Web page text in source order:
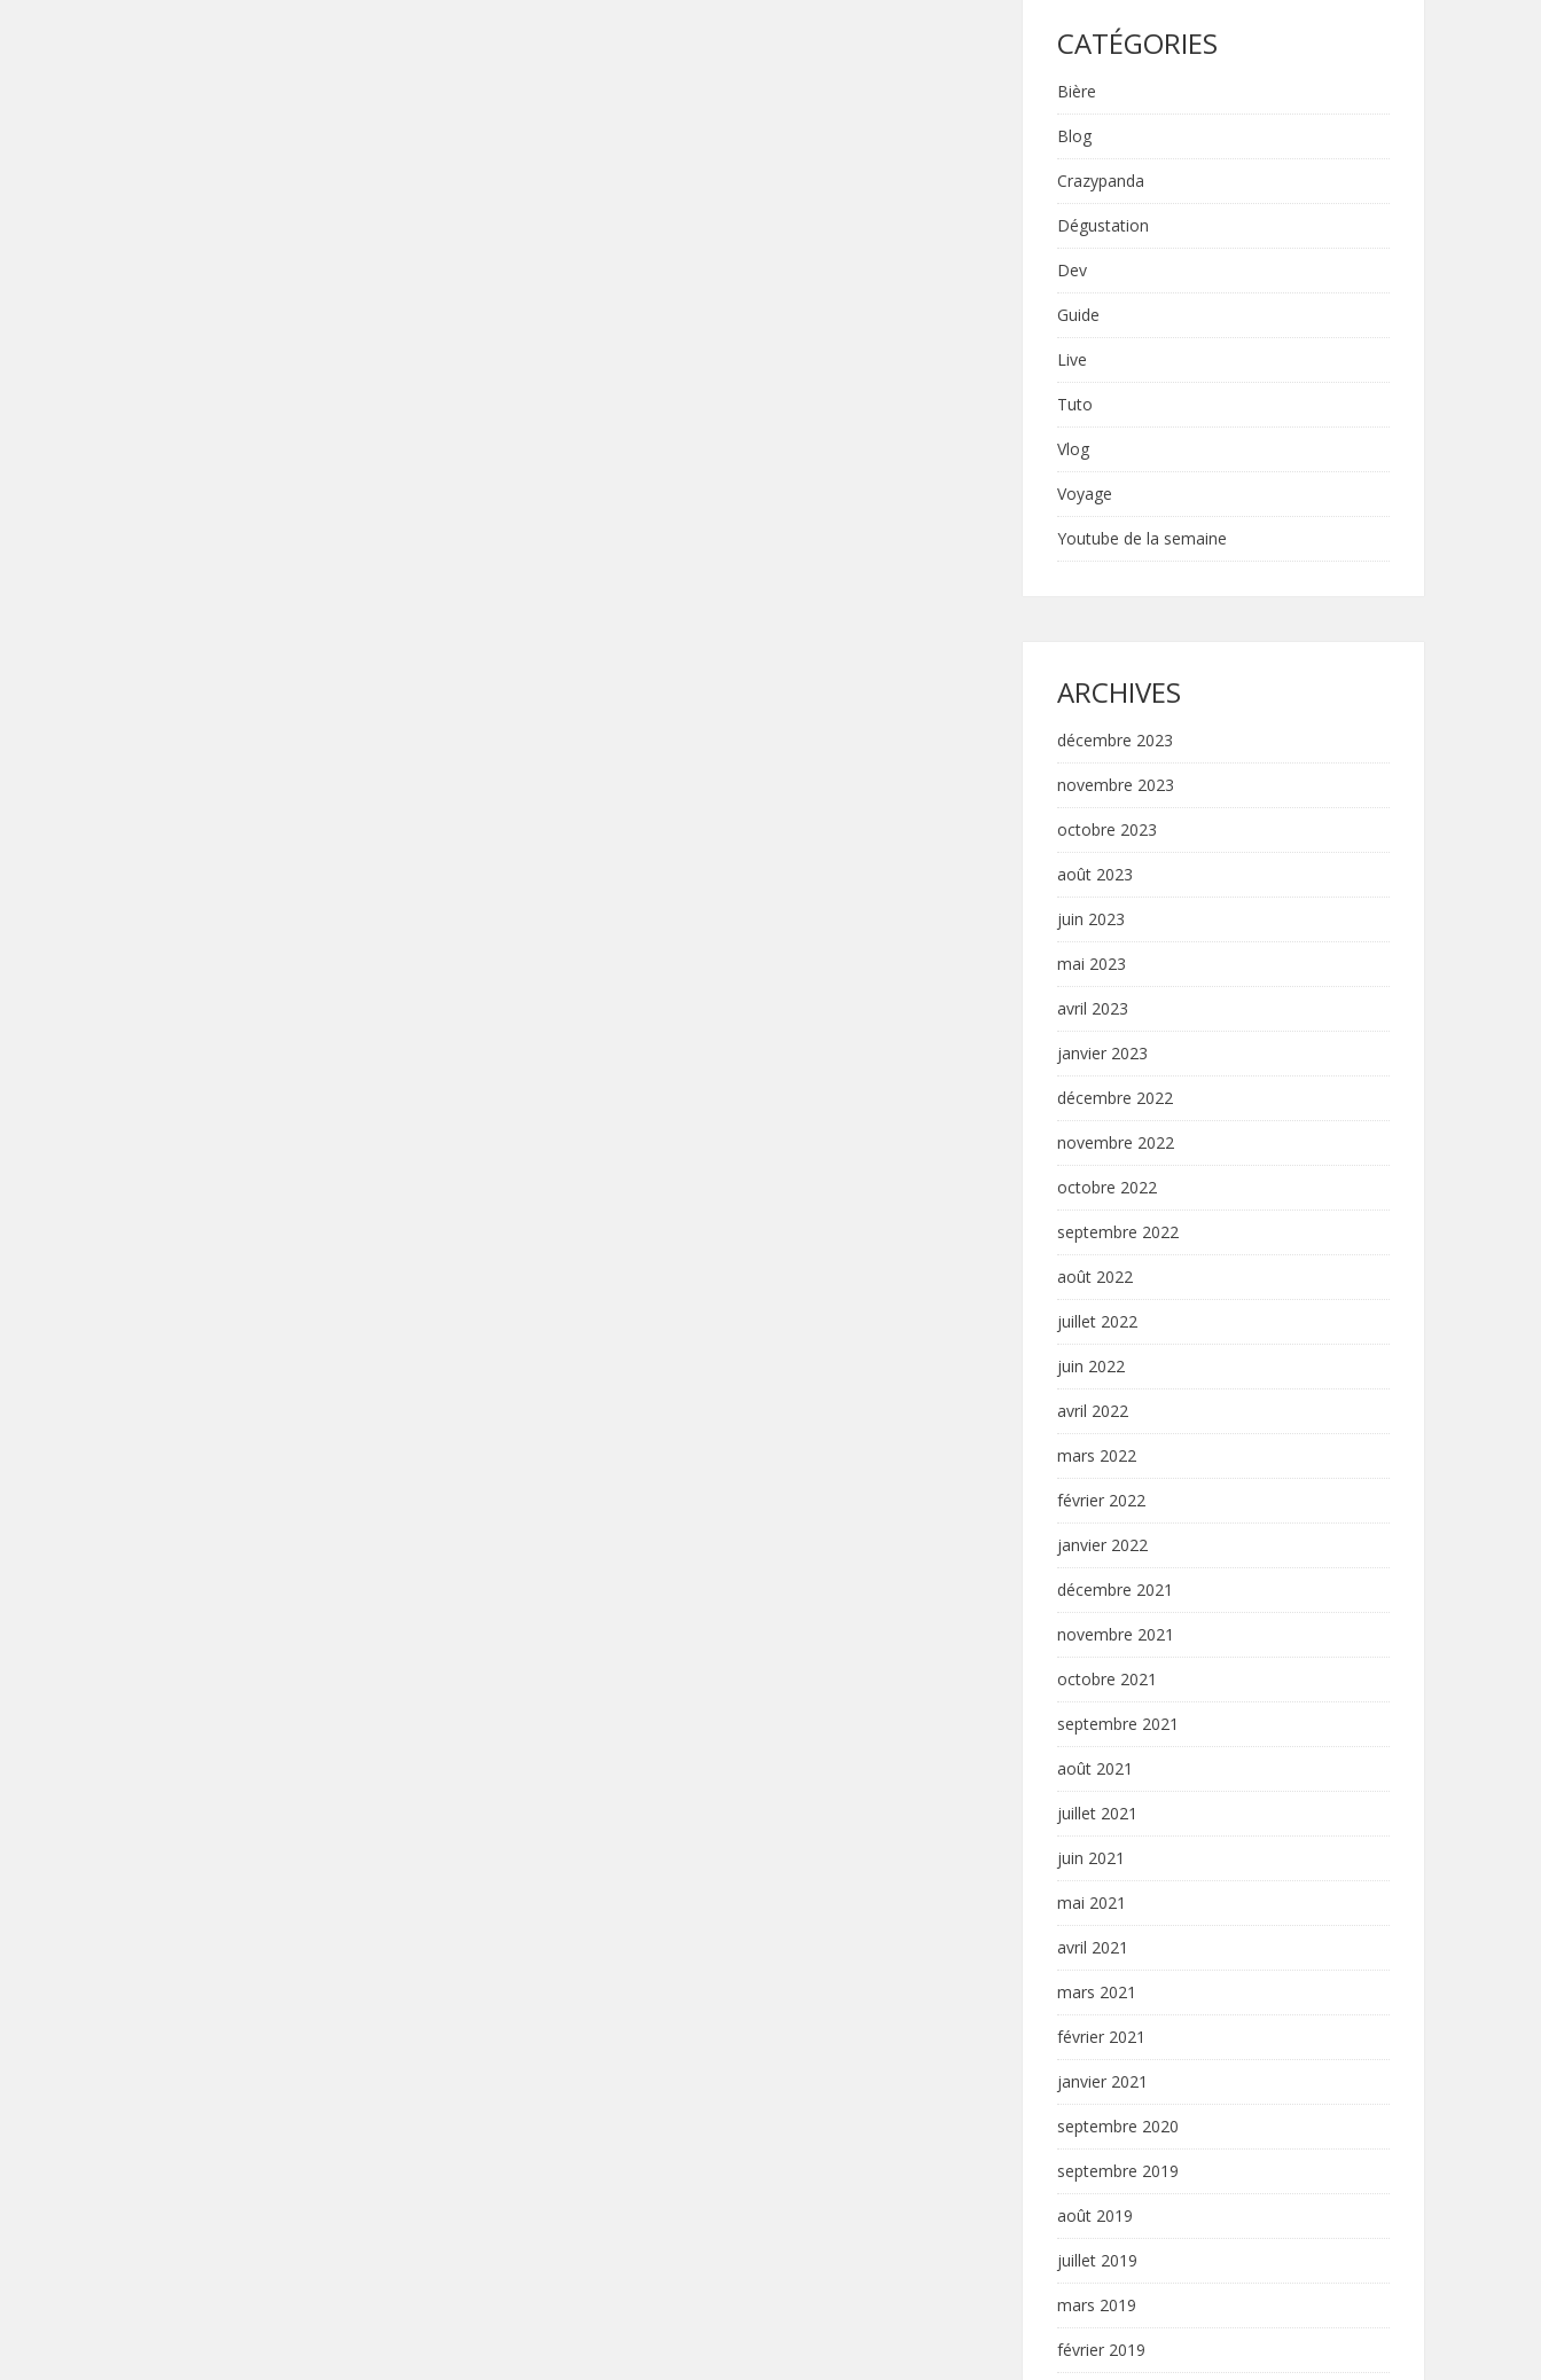
CATÉGORIES
Bière
Blog
Crazypanda
Dégustation
Dev
Guide
Live
Tuto
Vlog
Voyage
Youtube de la semaine
ARCHIVES
décembre 2023
novembre 2023
octobre 2023
août 2023
juin 2023
mai 2023
avril 2023
janvier 2023
décembre 2022
novembre 2022
octobre 2022
septembre 2022
août 2022
juillet 2022
juin 2022
avril 2022
mars 2022
février 2022
janvier 2022
décembre 2021
novembre 2021
octobre 2021
septembre 2021
août 2021
juillet 2021
juin 2021
mai 2021
avril 2021
mars 2021
février 2021
janvier 2021
septembre 2020
septembre 2019
août 2019
juillet 2019
mars 2019
février 2019